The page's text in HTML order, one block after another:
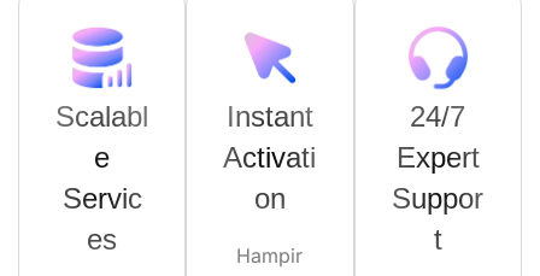
Scalabl
e
Servic
es
Instant
Activati
on
Hampir
24/7
Expert
Suppor
t